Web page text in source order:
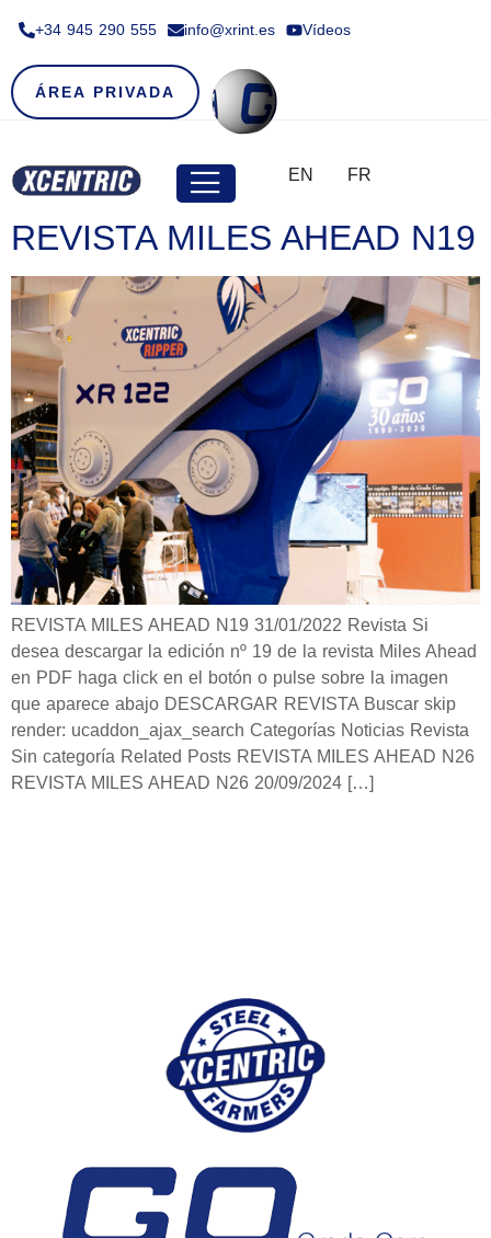
+34 945 290 555​ info@xrint.es Vídeos
ÁREA PRIVADA
EN FR
REVISTA MILES AHEAD N19
REVISTA MILES AHEAD N19 31/01/2022 Revista Si
desea descargar la edición nº 19 de la revista Miles Ahead
en PDF haga click en el botón o pulse sobre la imagen
que aparece abajo DESCARGAR REVISTA Buscar skip
render: ucaddon_ajax_search Categorías Noticias Revista
Sin categoría Related Posts REVISTA MILES AHEAD N26
REVISTA MILES AHEAD N26 20/09/2024 […]